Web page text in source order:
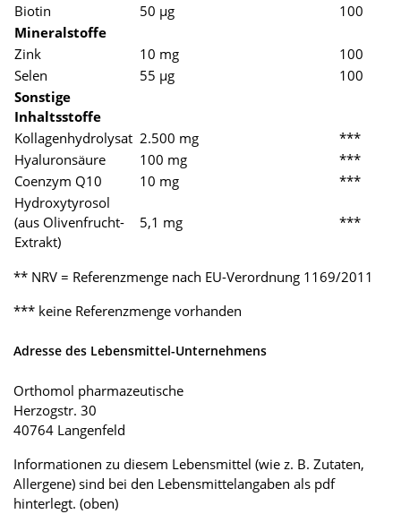
Biotin
50 µg
100
Mineralstoffe
Zink
10 mg
100
Selen
55 µg
100
Sonstige
Inhaltsstoffe
Kollagenhydrolysat 2.500 mg
***
Hyaluronsäure
100 mg
***
Coenzym Q10
10 mg
***
Hydroxytyrosol
(aus Olivenfrucht-
Extrakt)
5,1 mg ***
** NRV = Referenzmenge nach EU-Verordnung 1169/2011
*** keine Referenzmenge vorhanden
Adresse des Lebensmittel-Unternehmens
Orthomol pharmazeutische
Herzogstr. 30
40764 Langenfeld
Informationen zu diesem Lebensmittel (wie z. B. Zutaten,
Allergene) sind bei den Lebensmittelangaben als pdf
hinterlegt. (oben)